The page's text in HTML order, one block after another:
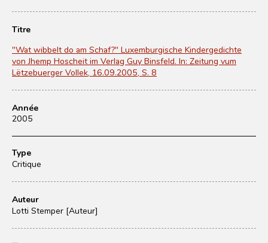
Titre
"Wat wibbelt do am Schaf?" Luxemburgische Kindergedichte
von Jhemp Hoscheit im Verlag Guy Binsfeld. In: Zeitung vum
Lëtzebuerger Vollek, 16.09.2005, S. 8
Année
2005
Type
Critique
Auteur
Lotti Stemper [Auteur]